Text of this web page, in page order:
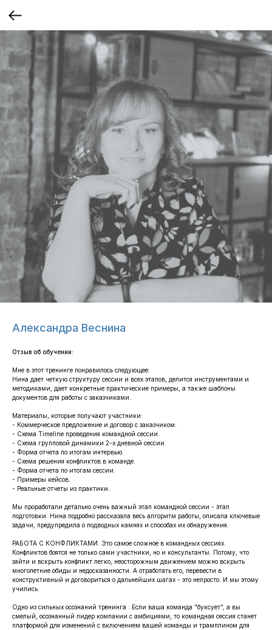
Александра Веснина
Отзыв об обучении:
Мне в этот тренинге понравилось следующее:
Нина дает четкую структуру сессии и всех этапов, делится инструментами и
методиками, дает конкретные практические примеры, а также шаблоны
документов для работы с заказчиками.
Материалы, которые получают участники:
- Коммерческое предложение и договор с заказчиком.
- Схема Timeline проведения командной сессии.
- Схема групповой динамики 2-х дневной сессии.
- Форма отчета по итогам интервью.
- Схема решения конфликтов в команде.
- Форма отчета по итогам сессии.
- Примеры кейсов.
- Реальные отчеты из практики.
Мы проработали детально очень важный этап командной сессии - этап
подготовки. Нина подробно рассказала весь алгоритм работы, описала ключевые
задачи, предупредила о подводных камнях и способах их обнаружения.
РАБОТА С КОНФЛИКТАМИ. Это самое сложное в командных сессиях.
Конфликтов боятся не только сами участники, но и консультанты. Потому, что
зайти и вскрыть конфликт легко, неосторожным движением можно вскрыть
многолетние обиды и недосказанности. А отработать его, перевести в
конструктивный и договориться о дальнейших шагах - это непросто. И мы этому
учились.
Одно из сильных осознаний тренинга : Если ваша команда "буксует", а вы
смелый, осознанный лидер компании с амбициями, то командная сессия станет
платформой для изменений с включением вашей команды и трамплином для